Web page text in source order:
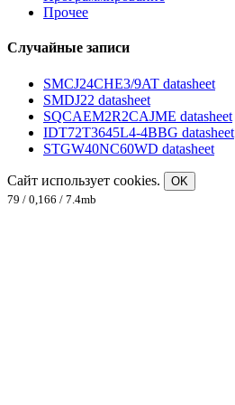
Прочее
Случайные записи
SMCJ24CHE3/9AT datasheet
SMDJ22 datasheet
SQCAEM2R2CAJME datasheet
IDT72T3645L4-4BBG datasheet
STGW40NC60WD datasheet
Сайт использует cookies.
OK
79 / 0,166 / 7.4mb